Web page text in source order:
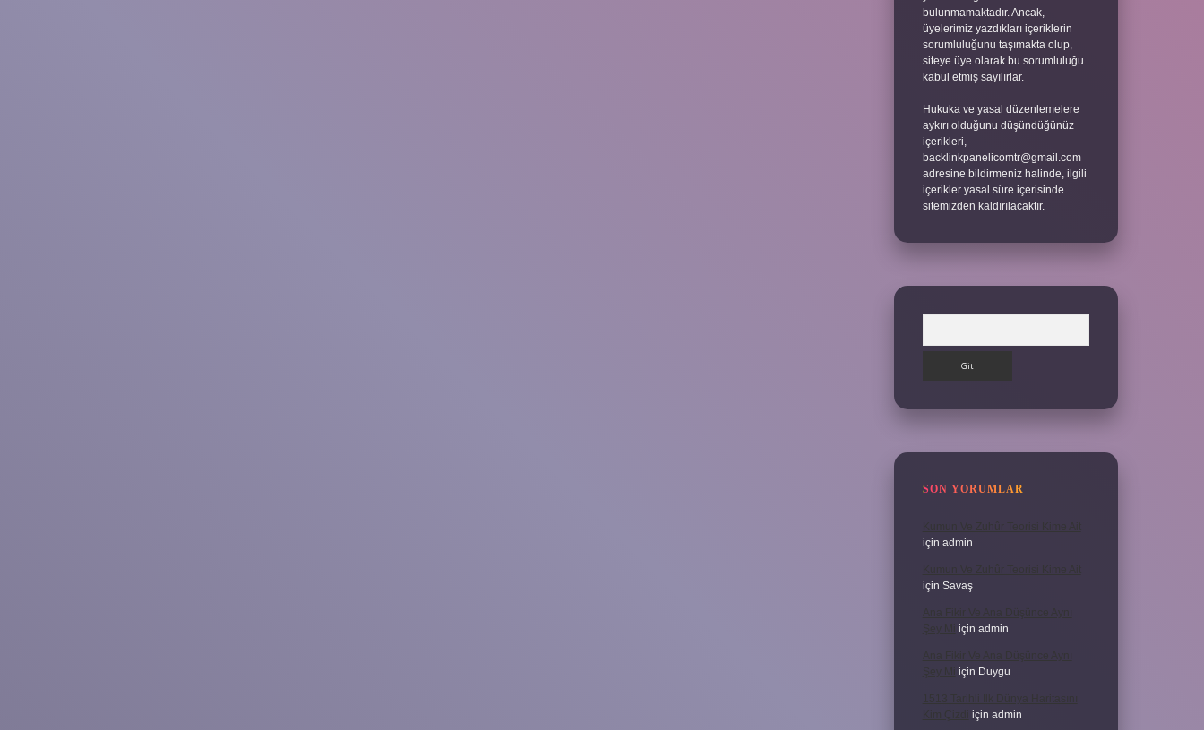
bulunmamaktadır. Ancak,
üyelerimiz yazdıkları içeriklerin
sorumluluğunu taşımakta olup,
siteye üye olarak bu sorumluluğu
kabul etmiş sayılırlar.
Hukuka ve yasal düzenlemelere
aykırı olduğunu düşündüğünüz
içerikleri,
backlinkpanelicomtr@gmail.com
adresine bildirmeniz halinde, ilgili
içerikler yasal süre içerisinde
sitemizden kaldırılacaktır.
SON YORUMLAR
Kumun Ve Zuhûr Teorisi Kime Ait
için admin
Kumun Ve Zuhûr Teorisi Kime Ait
için Savaş
Ana Fikir Ve Ana Düşünce Aynı
Şey Mi için admin
Ana Fikir Ve Ana Düşünce Aynı
Şey Mi için Duygu
1513 Tarihli Ilk Dünya Haritasını
Kim Çizdi
için admin